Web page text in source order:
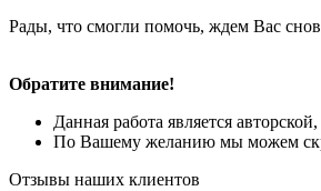
Рады, что смогли помочь, ждем Вас
Обратите внимание!
Данная работа является
По Вашему желанию мы можем
Отзывы наших клиентов